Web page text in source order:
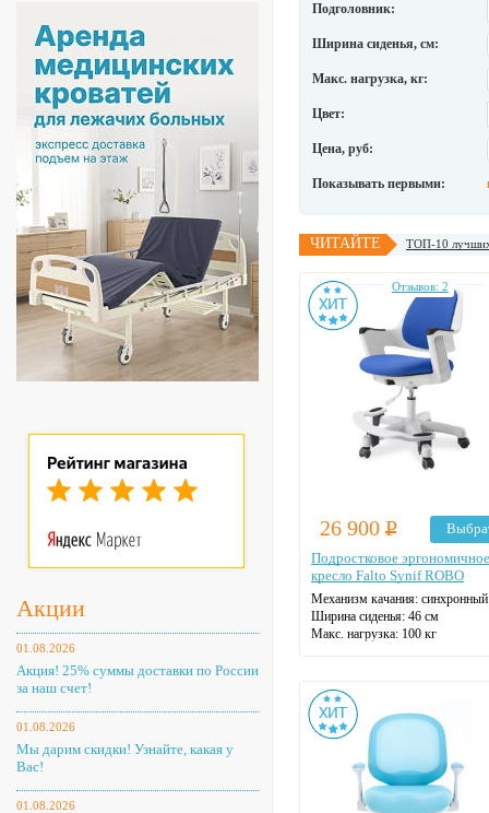
Акции
01.08.2026
Акция! 25% суммы доставки по России
за наш счет!
01.08.2026
Мы дарим скидки! Узнайте, какая у
Вас!
01.08.2026
Подголовник:
Ширина сиденья, см:
Макс. нагрузка, кг:
Цвет:
Цена, руб:
Показывать первыми:
ЧИТАЙТЕ ТОП-10 лучших
Отзывов: 2
26 900 Р
Подростковое эргономичное
кресло Falto Synif ROBO
Механизм качания: синхронный
Ширина сиденья: 46 см
Макс. нагрузка: 100 кг
Крестовина: пластиковая
Цвет: на выбор